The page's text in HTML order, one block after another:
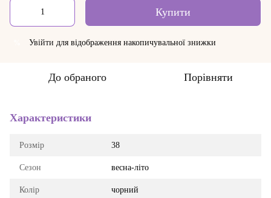
Купити
Увійти для відображення накопичувальної знижки
До обраного Порівняти
Характеристики
Розмір 38
Сезон весна-літо
Колір чорний